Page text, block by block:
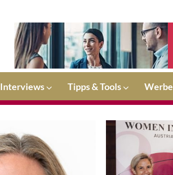
Interviews Tipps & Tools